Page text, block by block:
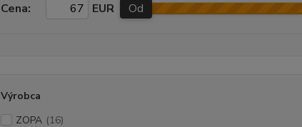
Cena: EUR Od
Výrobca
ZOPA (16)